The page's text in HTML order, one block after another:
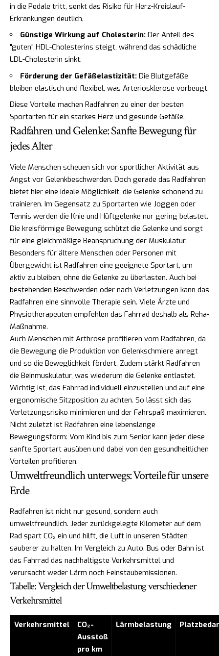
in die Pedale tritt, senkt das Risiko für Herz-Kreislauf-
Erkrankungen deutlich.
Günstige Wirkung auf Cholesterin: Der Anteil des
"guten" HDL-Cholesterins steigt, während das schädliche
LDL-Cholesterin sinkt.
Förderung der Gefäßelastizität: Die Blutgefäße
bleiben elastisch und flexibel, was Arteriosklerose vorbeugt.
Diese Vorteile machen Radfahren zu einer der besten
Sportarten für ein starkes Herz und gesunde Gefäße.
Radfahren und Gelenke: Sanfte Bewegung für
jedes Alter
Viele Menschen scheuen sich vor sportlicher Aktivität aus
Angst vor Gelenkbeschwerden. Doch gerade das Radfahren
bietet hier eine ideale Möglichkeit, die Gelenke schonend zu
trainieren. Im Gegensatz zu Sportarten wie Joggen oder
Tennis werden die Knie und Hüftgelenke nur gering belastet.
Die kreisförmige Bewegung schützt die Gelenke und sorgt
für eine gleichmäßige Beanspruchung der Muskulatur.
Besonders für ältere Menschen oder Personen mit
Übergewicht ist Radfahren eine geeignete Sportart, um
aktiv zu bleiben, ohne die Gelenke zu überlasten. Auch bei
bestehenden Beschwerden oder nach Verletzungen kann das
Radfahren eine sinnvolle Therapie sein. Viele Ärzte und
Physiotherapeuten empfehlen das Fahrrad deshalb als Reha-
Maßnahme.
Auch Menschen mit Arthrose profitieren vom Radfahren, da
die Bewegung die Produktion von Gelenkschmiere anregt
und so die Beweglichkeit fördert. Zudem stärkt Radfahren
die Beinmuskulatur, was wiederum die Gelenke entlastet.
Wichtig ist, das Fahrrad individuell einzustellen und auf eine
ergonomische Sitzposition zu achten. So lässt sich das
Verletzungsrisiko minimieren und der Fahrspaß maximieren.
Nicht zuletzt ist Radfahren eine lebenslange
Bewegungsform: Vom Kind bis zum Senior kann jeder diese
sanfte Sportart ausüben und dabei von den gesundheitlichen
Vorteilen profitieren.
Umweltfreundlich unterwegs: Vorteile für unsere
Erde
Radfahren ist nicht nur gesund, sondern auch
umweltfreundlich. Jeder zurückgelegte Kilometer auf dem
Rad spart CO₂ ein und hilft, die Luft in unseren Städten
sauberer zu halten. Im Vergleich zu Auto, Bus oder Bahn ist
das Fahrrad das nachhaltigste Verkehrsmittel und
verursacht weder Lärm noch Feinstaubemissionen.
Tabelle: Vergleich der Umweltbelastung verschiedener
Verkehrsmittel
Verkehrsmittel
CO₂-
Ausstoß
pro km
Lärmbelastung